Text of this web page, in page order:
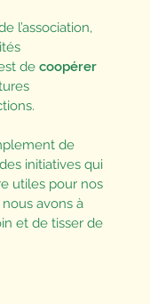
l’association,
de coopérer
de
initiatives qui
utiles pour nos
avons à
et de tisser de